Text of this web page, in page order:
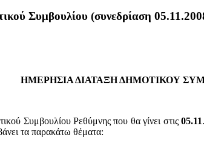
Συμβουλίου (συνεδρίαση
HMEΡΗΣΙΑ ΔΙΑΤΑΞΗ ΔΗΜΟΤΙΚΟΥ
Συμβουλίου Ρεθύμνης που θα γίνει στις 05.11.
τα παρακάτω θέματα: